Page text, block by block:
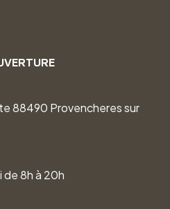
88490 Provencheres sur
de 8h à 20h